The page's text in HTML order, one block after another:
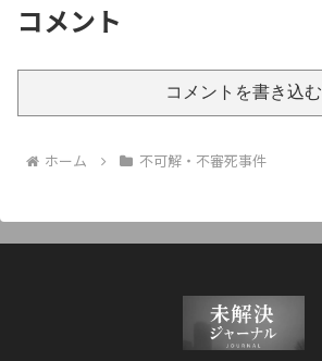
コメント
コメントを書き込む
ホーム 不可解・不審死事件